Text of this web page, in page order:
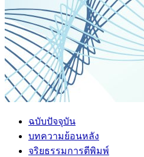
ฉบับปัจจุบัน
บทความย้อนหลัง
จริยธรรมการตีพิมพ์